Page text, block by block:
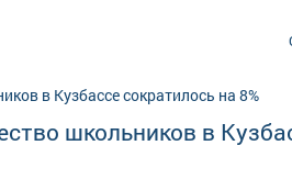
принадлежностей в этом году
минимума. Они
школьников в